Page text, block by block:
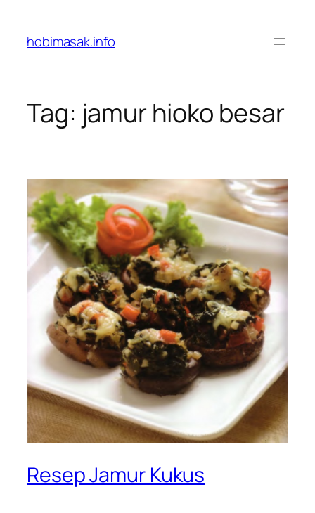
content
hobimasak.info
Tag: jamur hioko besar
Resep Jamur Kukus